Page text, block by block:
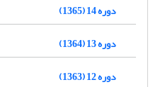
دوره 14 (1365)
دوره 13 (1364)
دوره 12 (1363)